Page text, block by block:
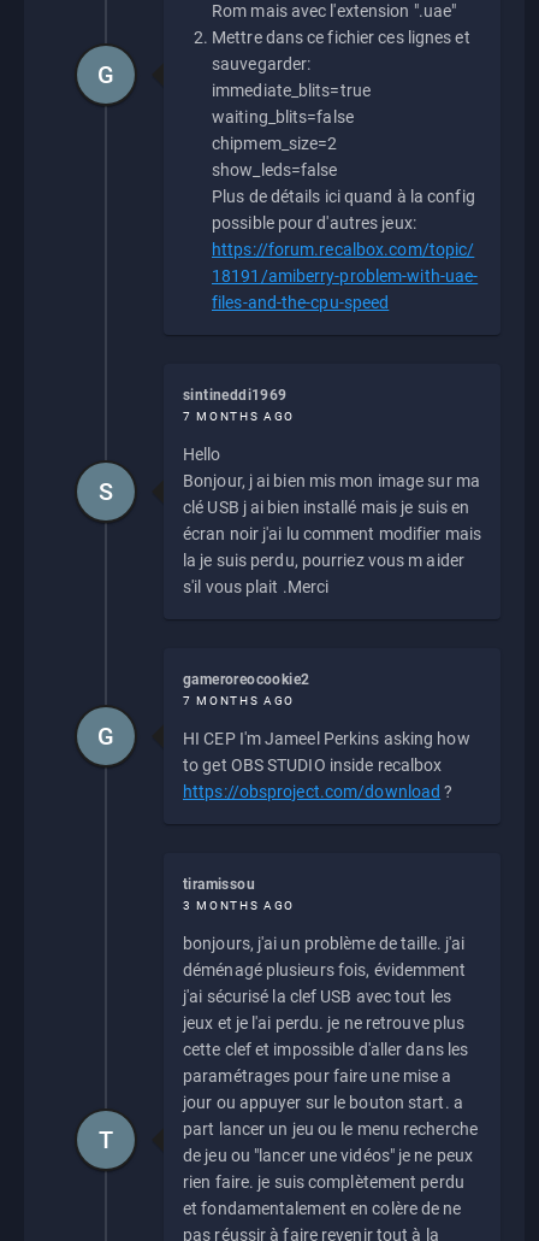
Rom mais avec l'extension ".uae"
Mettre dans ce fichier ces lignes et
sauvegarder:
immediate_blits=true
waiting_blits=false
chipmem_size=2
show_leds=false
Plus de détails ici quand à la config
possible pour d'autres jeux:
https://forum.recalbox.com/topic/
18191/amiberry-problem-with-uae-
files-and-the-cpu-speed
G
sintineddi1969
7 MONTHS AGO
Hello
Bonjour, j ai bien mis mon image sur ma
clé USB j ai bien installé mais je suis en
écran noir j'ai lu comment modifier mais
la je suis perdu, pourriez vous m aider
s'il vous plait .Merci
S
gameroreocookie2
7 MONTHS AGO
HI CEP I'm Jameel Perkins asking how
to get OBS STUDIO inside recalbox
https://obsproject.com/download ?
G
tiramissou
3 MONTHS AGO
bonjours, j'ai un problème de taille. j'ai
déménagé plusieurs fois, évidemment
j'ai sécurisé la clef USB avec tout les
jeux et je l'ai perdu. je ne retrouve plus
cette clef et impossible d'aller dans les
paramétrages pour faire une mise a
jour ou appuyer sur le bouton start. a
part lancer un jeu ou le menu recherche
de jeu ou "lancer une vidéos" je ne peux
rien faire. je suis complètement perdu
et fondamentalement en colère de ne
pas réussir à faire revenir tout à la
T